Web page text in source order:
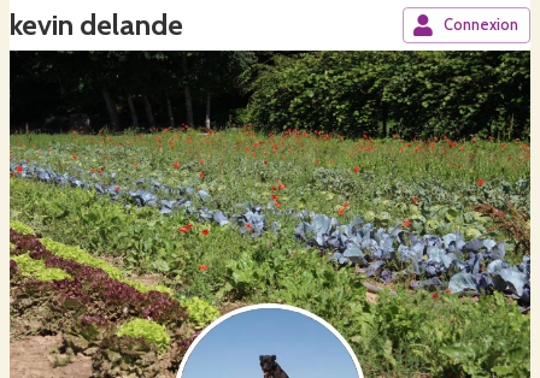
kevin delande Connexion